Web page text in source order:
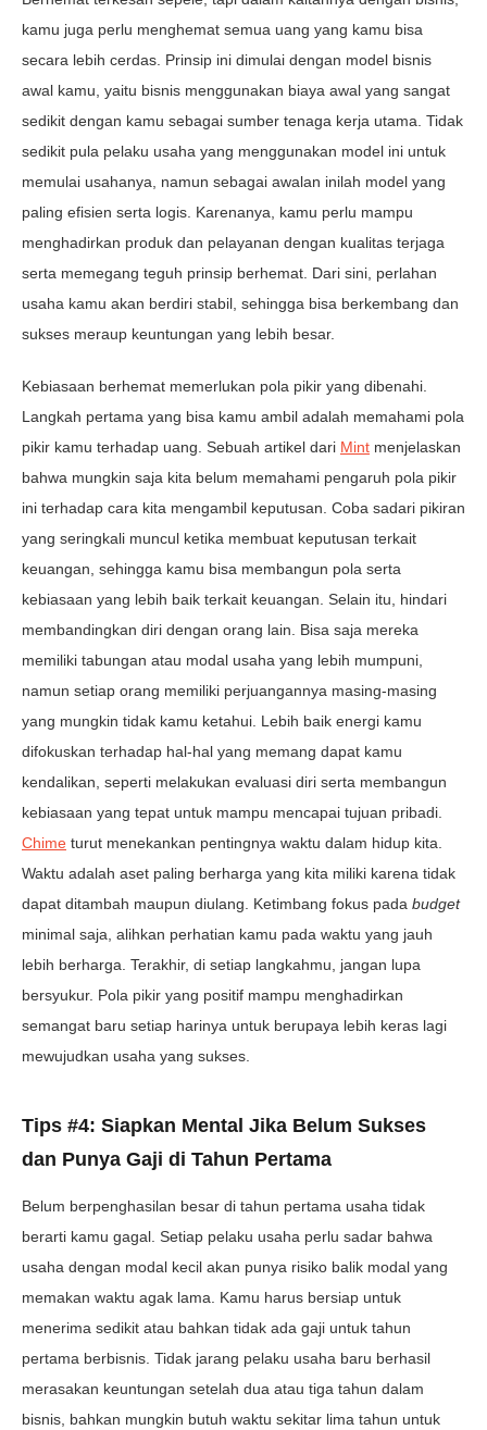
kamu juga perlu menghemat semua uang yang kamu bisa
secara lebih cerdas. Prinsip ini dimulai dengan model bisnis
awal kamu, yaitu bisnis menggunakan biaya awal yang sangat
sedikit dengan kamu sebagai sumber tenaga kerja utama. Tidak
sedikit pula pelaku usaha yang menggunakan model ini untuk
memulai usahanya, namun sebagai awalan inilah model yang
paling efisien serta logis. Karenanya, kamu perlu mampu
menghadirkan produk dan pelayanan dengan kualitas terjaga
serta memegang teguh prinsip berhemat. Dari sini, perlahan
usaha kamu akan berdiri stabil, sehingga bisa berkembang dan
sukses meraup keuntungan yang lebih besar.
Kebiasaan berhemat memerlukan pola pikir yang dibenahi.
Langkah pertama yang bisa kamu ambil adalah memahami pola
pikir kamu terhadap uang. Sebuah artikel dari Mint menjelaskan
bahwa mungkin saja kita belum memahami pengaruh pola pikir
ini terhadap cara kita mengambil keputusan. Coba sadari pikiran
yang seringkali muncul ketika membuat keputusan terkait
keuangan, sehingga kamu bisa membangun pola serta
kebiasaan yang lebih baik terkait keuangan. Selain itu, hindari
membandingkan diri dengan orang lain. Bisa saja mereka
memiliki tabungan atau modal usaha yang lebih mumpuni,
namun setiap orang memiliki perjuangannya masing-masing
yang mungkin tidak kamu ketahui. Lebih baik energi kamu
difokuskan terhadap hal-hal yang memang dapat kamu
kendalikan, seperti melakukan evaluasi diri serta membangun
kebiasaan yang tepat untuk mampu mencapai tujuan pribadi.
Chime turut menekankan pentingnya waktu dalam hidup kita.
Waktu adalah aset paling berharga yang kita miliki karena tidak
dapat ditambah maupun diulang. Ketimbang fokus pada budget
minimal saja, alihkan perhatian kamu pada waktu yang jauh
lebih berharga. Terakhir, di setiap langkahmu, jangan lupa
bersyukur. Pola pikir yang positif mampu menghadirkan
semangat baru setiap harinya untuk berupaya lebih keras lagi
mewujudkan usaha yang sukses.
Tips #4: Siapkan Mental Jika Belum Sukses
dan Punya Gaji di Tahun Pertama
Belum berpenghasilan besar di tahun pertama usaha tidak
berarti kamu gagal. Setiap pelaku usaha perlu sadar bahwa
usaha dengan modal kecil akan punya risiko balik modal yang
memakan waktu agak lama. Kamu harus bersiap untuk
menerima sedikit atau bahkan tidak ada gaji untuk tahun
pertama berbisnis. Tidak jarang pelaku usaha baru berhasil
merasakan keuntungan setelah dua atau tiga tahun dalam
bisnis, bahkan mungkin butuh waktu sekitar lima tahun untuk